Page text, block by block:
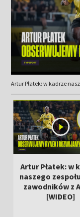
Artur Płatek: w kadrze
Artur Płatek: w
naszego
zawodników z
[WIDEO]